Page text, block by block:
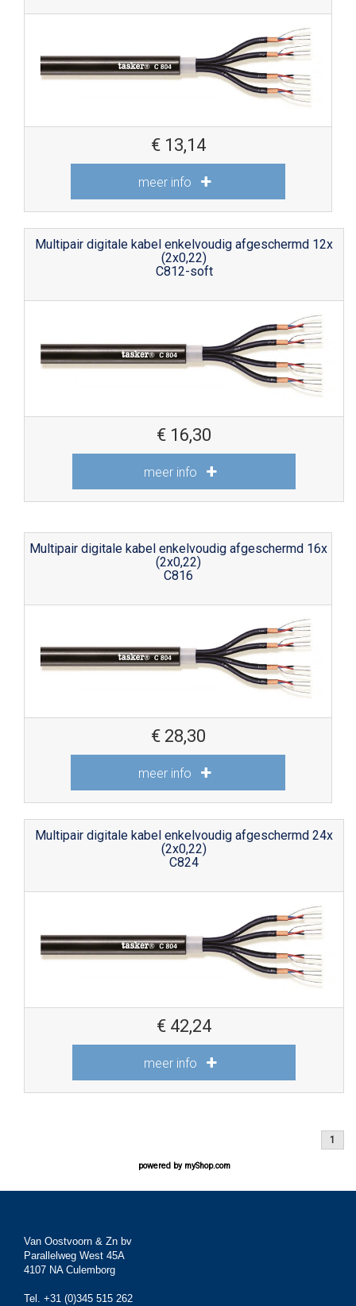
€ 13,14
meer info
Multipair digitale kabel enkelvoudig afgeschermd 12x
(2x0,22)
C812-soft
€ 16,30
meer info
Multipair digitale kabel enkelvoudig afgeschermd 16x
(2x0,22)
C816
€ 28,30
meer info
Multipair digitale kabel enkelvoudig afgeschermd 24x
(2x0,22)
C824
€ 42,24
meer info
1
powered by myShop.com
Van Oostvoorn & Zn bv
Parallelweg West 45A
4107 NA Culemborg
Tel. +31 (0)345 515 262